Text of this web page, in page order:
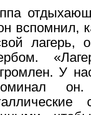
вспомнил,
лагерь,
У